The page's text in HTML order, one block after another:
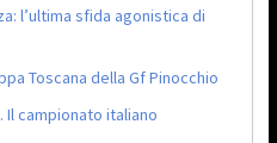
l’ultima sfida agonistica di
Toscana della Gf Pinocchio
Il campionato italiano